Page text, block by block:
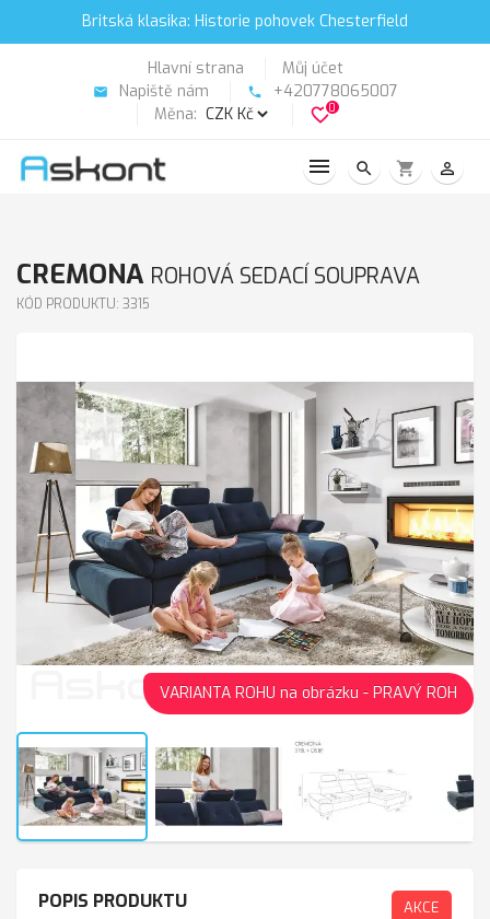
Britská klasika: Historie pohovek Chesterfield
Hlavní strana Můj účet
email Napiště nám phone
+420778065007
Měna:
favorite_border0
search shopping_cart person_outline
CREMONA ROHOVÁ SEDACÍ SOUPRAVA
KÓD PRODUKTU: 3315
VARIANTA ROHU na obrázku - PRAVÝ ROH
POPIS PRODUKTU AKCE